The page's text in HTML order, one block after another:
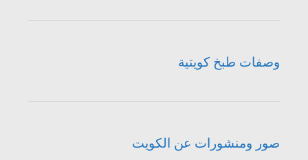
وصفات طبخ كويتية
صور ومنشورات عن الكويت